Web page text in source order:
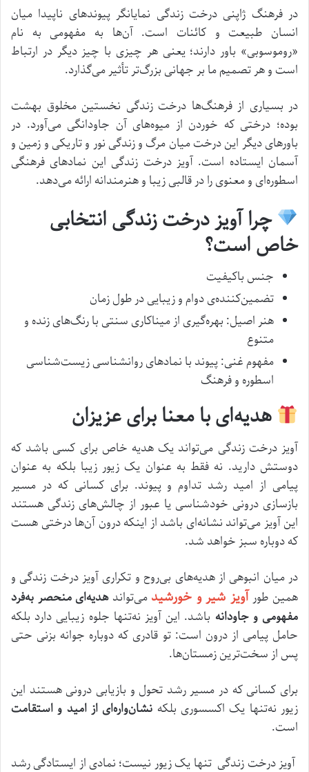
در فرهنگ ژاپنی درخت زندگی نمایانگر پیوندهای ناپیدا میان
انسان طبیعت و کائنات است. آن‌ها به مفهومی به نام
«روموسوبی» باور دارند؛ یعنی هر چیزی با چیز دیگر در ارتباط
است و هر تصمیم ما بر جهانی بزرگ‌تر تأثیر می‌گذارد.
در بسیاری از فرهنگ‌ها درخت زندگی نخستین مخلوق بهشت
بوده؛ درختی که خوردن از میوه‌های آن جاودانگی می‌آورد. در
باورهای دیگر این درخت میان مرگ و زندگی نور و تاریکی و زمین و
آسمان ایستاده است. آویز درخت زندگی این نمادهای فرهنگی
اسطوره‌ای و معنوی را در قالبی زیبا و هنرمندانه ارائه می‌دهد.
چرا آویز درخت زندگی انتخابی
خاص است؟
جنس باکیفیت
تضمین‌کننده‌ی دوام و زیبایی در طول زمان
هنر اصیل: بهره‌گیری از میناکاری سنتی با رنگ‌های زنده و
متنوع
مفهوم غنی: پیوند با نمادهای روانشناسی زیست‌شناسی
اسطوره و فرهنگ
هدیه‌ای با معنا برای عزیزان
آویز درخت زندگی می‌تواند یک هدیه خاص برای کسی باشد که
دوستش دارید. نه فقط به عنوان یک زیور زیبا بلکه به عنوان
پیامی از امید رشد تداوم و پیوند. برای کسانی که در مسیر
بازسازی درونی خودشناسی یا عبور از چالش‌های زندگی هستند
این آویز می‌تواند نشانه‌ای باشد از اینکه درون آن‌ها درختی هست
که دوباره سبز خواهد شد.
در میان انبوهی از هدیه‌های بی‌روح و تکراری آویز درخت زندگی و
همین طورآویز شیر و خورشید می‌تواندهدیه‌ای منحصر به‌فرد
مفهومی و جاودانه باشد. این آویز نه‌تنها جلوه‌ زیبایی دارد بلکه
حامل پیامی از درون است: تو قادری که دوباره جوانه بزنی حتی
پس از سخت‌ترین زمستان‌ها.
برای کسانی که در مسیر رشد تحول و بازیابی درونی هستند این
زیور نه‌تنها یک اکسسوری بلکه نشان‌واره‌ای از امید و استقامت
است.
آویز درخت زندگی تنها یک زیور نیست؛ نمادی از ایستادگی رشد